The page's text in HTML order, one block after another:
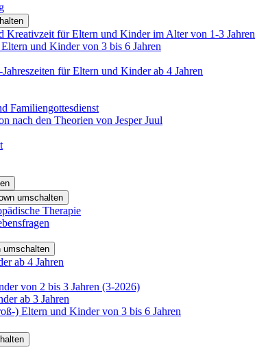
Kreativzeit für Eltern und Kinder im Alter von 1-3 Jahren
und Kinder von 3 bis 6 Jahren
für Eltern und Kinder ab 4 Jahren
Familiengottesdienst
nach den Theorien von Jesper Juul
umschalten
Therapie
umschalten
ab 4 Jahren
von 2 bis 3 Jahren (3-2026)
ab 3 Jahren
) Eltern und Kinder von 3 bis 6 Jahren